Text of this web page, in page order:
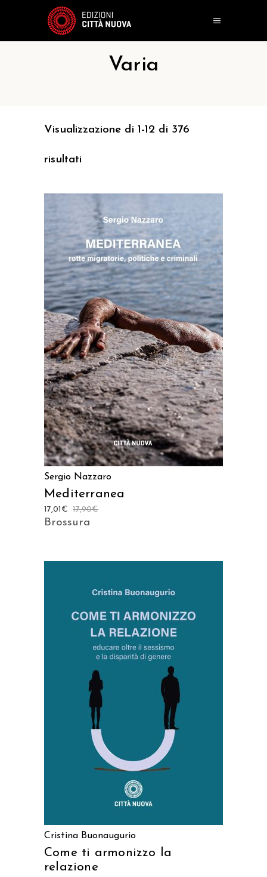
Varia
Visualizzazione di 1-12 di 376
risultati
AGGIUNGI AL CARRELLO
Sergio Nazzaro
Mediterranea
17,90€
17,01 €
Brossura
AGGIUNGI AL CARRELLO
Cristina Buonaugurio
Come ti armonizzo la
relazione